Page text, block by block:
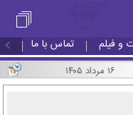
و فیلم تماس با ما